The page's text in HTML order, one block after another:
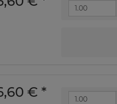
€ *